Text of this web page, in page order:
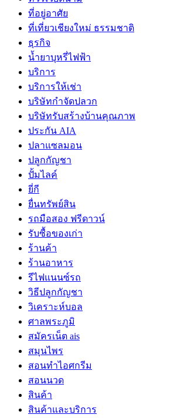
ที่อยู่อาศัย
ที่เที่ยวเชียงใหม่ ธรรมชาติ
ธุรกิจ
น้ำยาบุหรี่ไฟฟ้า
บริการ
บริการให้เช่า
บริษัทกำจัดปลวก
บริษัทรับสร้างบ้านคุณภาพ
ประกัน AIA
ปลาแซลมอน
ปลูกกัญชา
ปั้มไลค์
ยี่กี
ยื่นทรัพย์สิน
รถมือสอง ฟรีดาวน์
รับซื้อของเก่า
ร้านค้า
ร้านอาหาร
รีไฟแนนซ์รถ
วิธีปลูกกัญชา
วิเคราะห์บอล
ศาลพระภูมิ
สมัครเน็ต ais
สมุนไพร
สอนทำไอศกรีม
สอนนวด
สินค้า
สินค้าและบริการ